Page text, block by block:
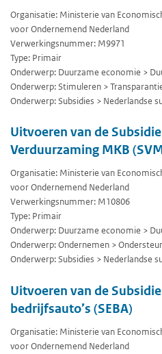
Organisatie: Ministerie van
voor Ondernemend Nederland
Verwerkingsnummer: M9971
Type: Primair
Onderwerp: Duurzame economie >
Onderwerp: Stimuleren >
Onderwerp: Subsidies > Nederlandse
Uitvoeren van de
Verduurzaming MKB
Organisatie: Ministerie van
voor Ondernemend Nederland
Verwerkingsnummer: M10806
Type: Primair
Onderwerp: Duurzame economie >
Onderwerp: Ondernemen >
Onderwerp: Subsidies > Nederlandse
Uitvoeren van de
bedrijfsauto’s (SEBA)
Organisatie: Ministerie van
voor Ondernemend Nederland